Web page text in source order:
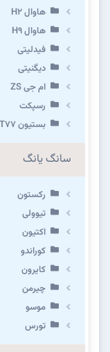
هاوال H۲
هاوال H۹
فیدلیتی
دیگنیتی
ام جی ZS
رسپکت
بستیون T۷۷
سانگ یانگ
رکستون
تیوولی
اکتیون
کوراندو
کایرون
چیرمن
موسو
تورس